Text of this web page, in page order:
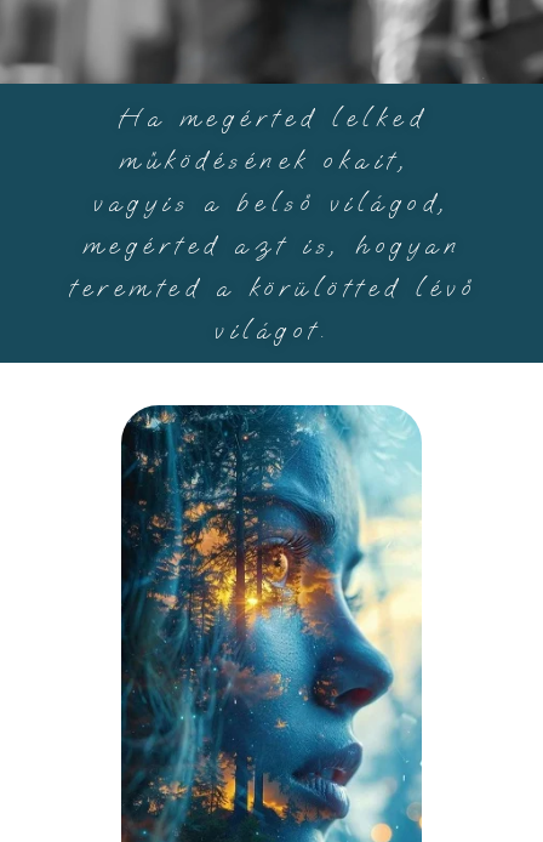
Ha megérted lelked
működésének okait,
vagyis a belső világod,
megérted azt is, hogyan
teremted a körülötted lévő
világot.